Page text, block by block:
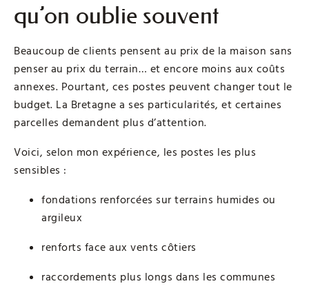
qu’on oublie souvent
Beaucoup de clients pensent au prix de la maison sans
penser au prix du terrain… et encore moins aux coûts
annexes. Pourtant, ces postes peuvent changer tout le
budget. La Bretagne a ses particularités, et certaines
parcelles demandent plus d’attention.
Voici, selon mon expérience, les postes les plus
sensibles :
fondations renforcées sur terrains humides ou
argileux
renforts face aux vents côtiers
raccordements plus longs dans les communes